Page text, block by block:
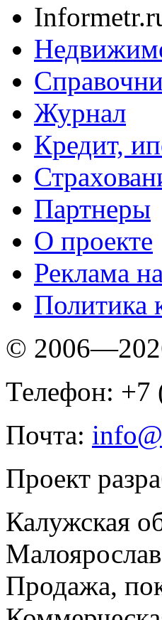
Журнал
Кредит,
Партнеры
O проекте
Реклама
Политика
©
Телефон: +7
Почта:
Проект
Калужская
Продажа,